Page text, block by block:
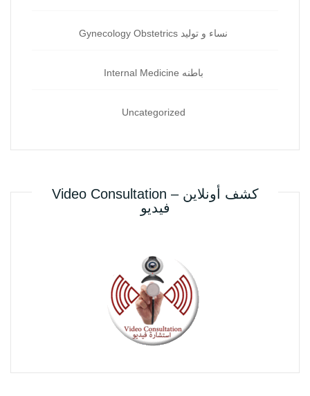
Gynecology Obstetrics نساء و توليد‏
Internal Medicine باطنه
Uncategorized
Video Consultation – كشف أونلاين
فيديو